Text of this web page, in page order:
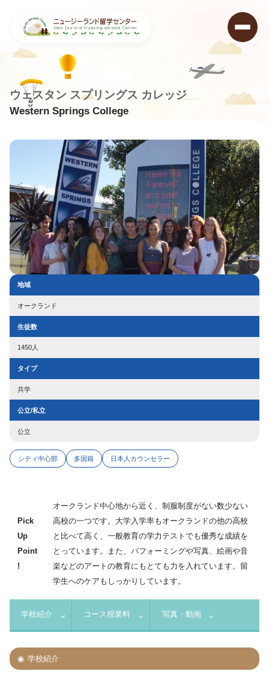
Western Springs College
ウェスタン スプリングス カレッジ
ニュージーランド留学センター>学校データベース Western Springs College
地域
オークランド
生徒数
1450人
タイプ
共学
公立/私立
公立
シティ中心部 多国籍 日本人カウンセラー
Pick
Up
Point
!
オークランド中心地から近く、制服制度がない数少ない
高校の一つです。大学入学率もオークランドの他の高校
と比べて高く、一般教育の学力テストでも優秀な成績を
とっています。また、パフォーミングや写真、絵画や音
楽などのアートの教育にもとても力を入れています。留
学生へのケアもしっかりしています。
学校紹介 コース授業料 写真・動画
学校紹介